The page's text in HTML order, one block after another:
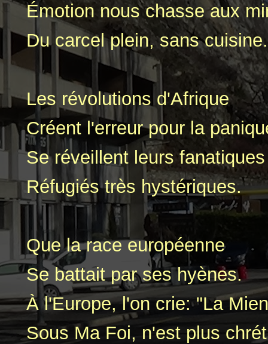
Émotion nous chasse aux
Du carcel plein, sans cuisine.
Les révolutions d'Afrique
Créent l'erreur pour la
Se réveillent leurs fanatiques
Réfugiés très hystériques.
Que la race européenne
Se battait par ses hyènes.
À l'Europe, l'on crie: "La
Sous Ma Foi, n'est plus